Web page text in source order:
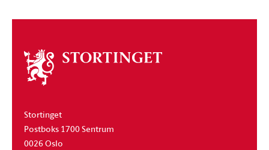
Om
stortinget
Stortinget
Postboks 1700 Sentrum
0026 Oslo